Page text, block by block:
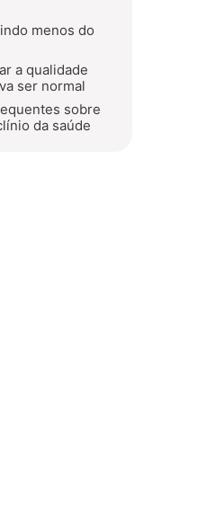
menos do
a qualidade
ser normal
sobre
da saúde